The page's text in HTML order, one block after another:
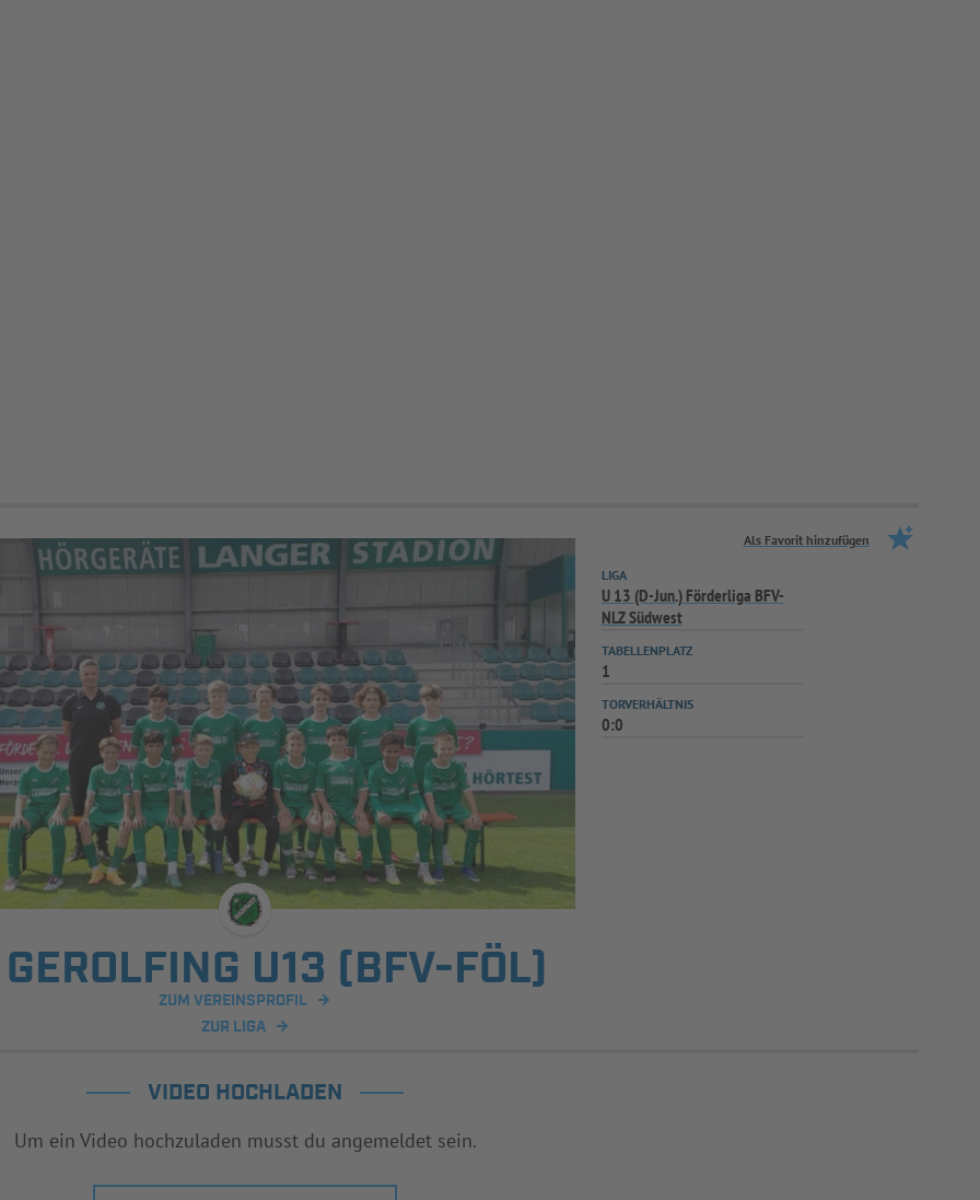
Als Favorit hinzufügen
U13 (BFV-FÖL)
ZUM VEREINSPROFIL
ZUR LIGA
LIGA
U 13 (D-Jun.) Förderliga BFV-
NLZ Südwest
TABELLENPLATZ
1
TORVERHÄLTNIS
0:0
VIDEO HOCHLADEN
Um ein Video hochzuladen musst du angemeldet sein.